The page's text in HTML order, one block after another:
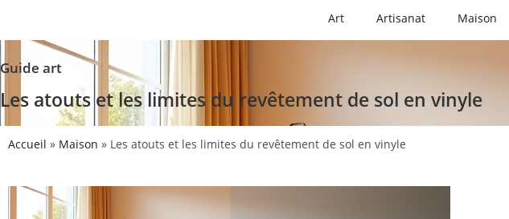
Art Artisanat Maison
Guide art
Les atouts et les limites du revêtement de sol en vinyle
Accueil » Maison » Les atouts et les limites du revêtement de sol en vinyle